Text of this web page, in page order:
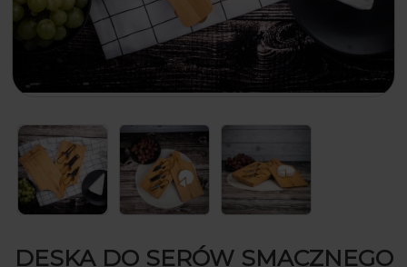
DESKA DO SERÓW SMACZNEGO